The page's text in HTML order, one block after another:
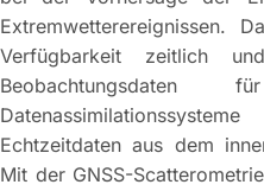
Extremwetterereignissen.
Verfügbarkeit zeitlich
Echtzeitdaten aus dem
Mit der GNSS-